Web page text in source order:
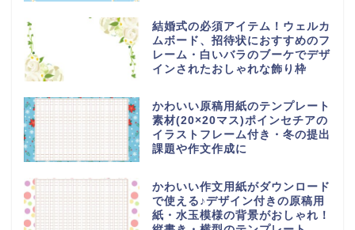
結婚式の必須アイテム！ウェルカ
ムボード、招待状におすすめのフ
レーム・白いバラのブーケでデザ
インされたおしゃれな飾り枠
かわいい原稿用紙のテンプレート
素材(20×20マス)ポインセチアの
イラストフレーム付き・冬の提出
課題や作文作成に
かわいい作文用紙がダウンロード
で使える♪デザイン付きの原稿用
紙・水玉模様の背景がおしゃれ！